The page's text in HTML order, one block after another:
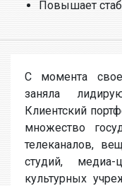
Повышает
С момента
заняла
Клиентский
множество
телеканалов,
студий, медиа-
культурных